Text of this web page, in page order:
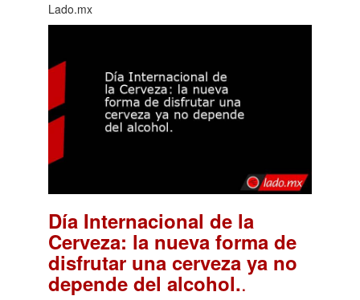
Lado.mx
Día Internacional de la
Cerveza: la nueva forma de
disfrutar una cerveza ya no
depende del alcohol..